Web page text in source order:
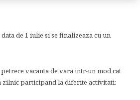
de 1 iulie si se finalizeaza cu un
vacanta de vara intr-un mod cat
zilnic participand la diferite activitati: